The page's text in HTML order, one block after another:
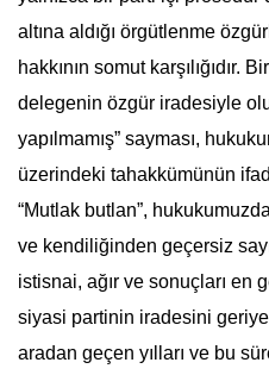
altına aldığı örgütlenme
hakkının somut karşılığıdır.
delegenin özgür iradesiyle
yapılmamış” sayması,
üzerindeki tahakkümünün
“Mutlak butlan”,
ve kendiliğinden geçersiz
istisnai, ağır ve sonuçları en
siyasi partinin iradesini
aradan geçen yılları ve bu